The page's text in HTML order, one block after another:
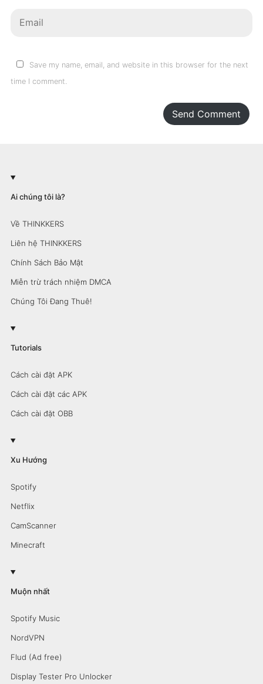
Save my name, email, and website in this browser for the next
time I comment.
Send Comment
Ai chúng tôi là?
Về THINKKERS
Liên hệ THINKKERS
Chính Sách Bảo Mật
Miễn trừ trách nhiệm DMCA
Chúng Tôi Đang Thuê!
Tutorials
Cách cài đặt APK
Cách cài đặt các APK
Cách cài đặt OBB
Xu Hướng
Spotify
Netflix
CamScanner
Minecraft
Muộn nhất
Spotify Music
NordVPN
Flud (Ad free)
Display Tester Pro Unlocker